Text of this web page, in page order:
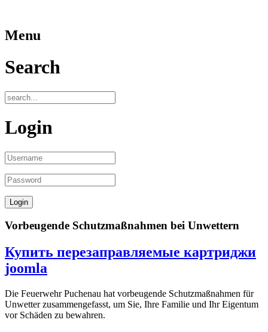
Menu
Search
Login
Vorbeugende Schutzmaßnahmen bei Unwettern
Купить перезаправляемые картриджи
joomla
Die Feuerwehr Puchenau hat vorbeugende Schutzmaßnahmen für
Unwetter zusammengefasst, um Sie, Ihre Familie und Ihr Eigentum
vor Schäden zu bewahren.